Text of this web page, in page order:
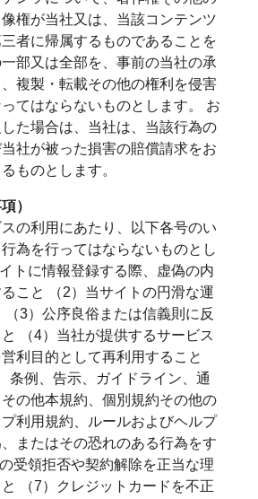
権が当社又は、当該コンテンツ
者に帰属するものであることを
部又は全部を、事前の当社の承
複製・転載その他の権利を侵害
てはならないものとします。 お
た場合は、当社は、当該行為の
社が被った損害の賠償請求をお
ものとします。
）
の利用にあたり、以下各号のい
為を行ってはならないものとし
トに情報登録する際、虚偽の内
こと （2）当サイトの円滑な運
3）公序良俗または信義則に反
（4）当社が提供するサービス
利目的として再利用すること
条例、告示、ガイドライン、通
の他本規約、個別規約その他の
利用規約、ルールおよびヘルプ
またはその恐れのある行為をす
受領拒否や契約解除を正当な理
（7）クレジットカードを不正